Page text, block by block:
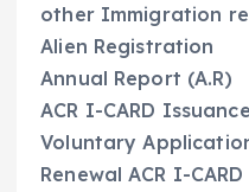
other Immigration
Alien Registration
Annual Report (A.R)
ACR I-CARD Issuance
Voluntary
Renewal ACR I-CARD